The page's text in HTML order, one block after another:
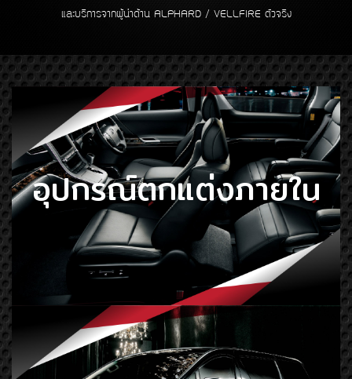
และบริการจากผู้นำด้าน ALPHARD / VELLFIRE ตัวจริง
อุปกรณ์ตกแต่งภายใน